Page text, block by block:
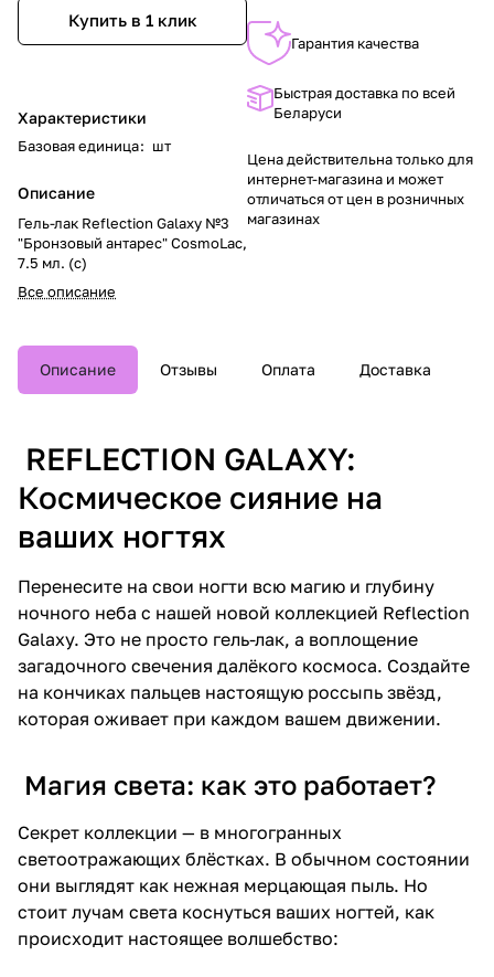
Купить в 1 клик
Характеристики
Базовая единица: шт
Описание
Гель-лак Reflection Galaxy №3
"Бронзовый антарес" CosmoLac,
7.5 мл. (с)
Все описание
Гарантия качества
Быстрая доставка по всей
Беларуси
Цена действительна только для
интернет-магазина и может
отличаться от цен в розничных
магазинах
Описание Отзывы Оплата Доставка
REFLECTION GALAXY:
Космическое сияние на
ваших ногтях
Перенесите на свои ногти всю магию и глубину
ночного неба с нашей новой коллекцией Reflection
Galaxy. Это не просто гель-лак, а воплощение
загадочного свечения далёкого космоса. Создайте
на кончиках пальцев настоящую россыпь звёзд,
которая оживает при каждом вашем движении.
Магия света: как это работает?
Секрет коллекции — в многогранных
светоотражающих блёстках. В обычном состоянии
они выглядят как нежная мерцающая пыль. Но
стоит лучам света коснуться ваших ногтей, как
происходит настоящее волшебство: